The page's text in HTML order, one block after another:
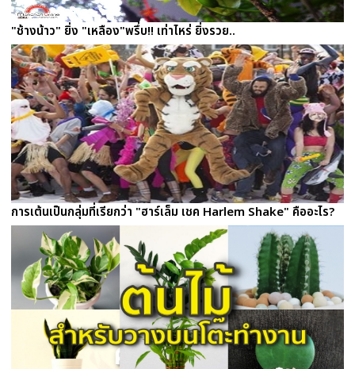
"ช้างน้าว" ยิ่ง "เหลือง"พรึ่บ!! เท่าไหร่ ยิ่งรวย..
การเต้นเป็นกลุ่มที่เรียกว่า "ฮาร์เล็ม เชค Harlem Shake" คืออะไร?